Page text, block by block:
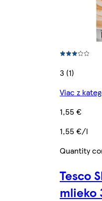
3 (1)
Viac z
1,55 €
1,55 €/l
Quantity
Tesco
mlieko